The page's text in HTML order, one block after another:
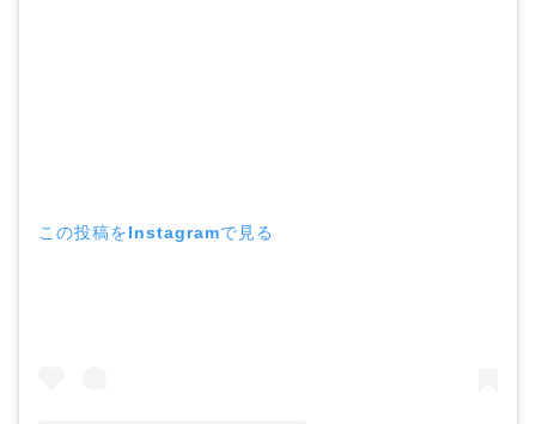
この投稿をInstagramで見る